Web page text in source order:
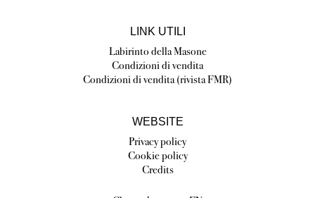
LINK UTILI
Labirinto della Masone
Condizioni di vendita
Condizioni di vendita (rivista FMR)
WEBSITE
Privacy policy
Cookie policy
Credits